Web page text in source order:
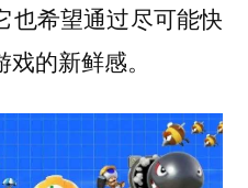
也希望通过尽可能快
的新鲜感。